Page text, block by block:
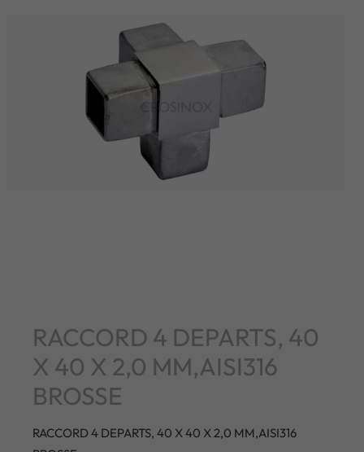
RACCORD 4 DEPARTS, 40
X 40 X 2,0 MM,AISI316
BROSSE
RACCORD 4 DEPARTS, 40 X 40 X 2,0 MM,AISI316